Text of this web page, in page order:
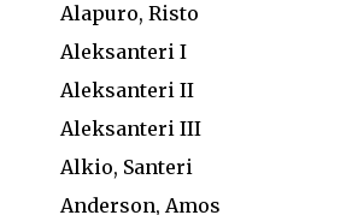
Alapuro, Risto
Aleksanteri I
Aleksanteri II
Aleksanteri III
Alkio, Santeri
Anderson, Amos